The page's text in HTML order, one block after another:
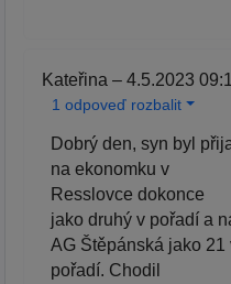
Kateřina – 4.5.2023
1 odpoveď rozbalit
Dobrý den, syn byl
na ekonomku v
Resslovce dokonce
jako druhý v pořadí a
AG Štěpánská jako 21
pořadí. Chodil